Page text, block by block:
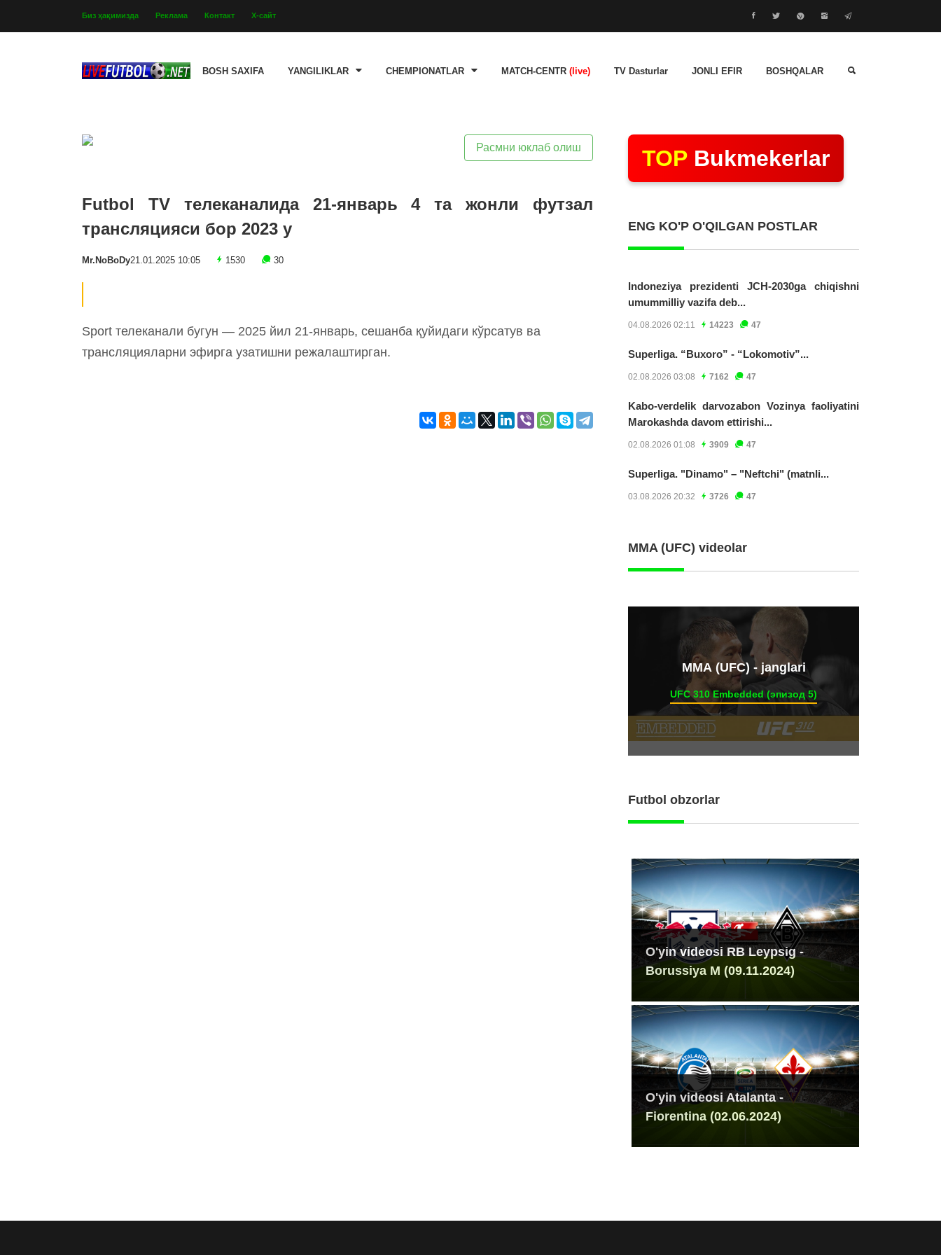
Биз ҳақимизда Реклама Контакт Х-сайт
BOSH SAXIFA YANGILIKLAR CHEMPIONATLAR MATCH-CENTR (live) TV Dasturlar JONLI EFIR BOSHQALAR
Расмни юклаб олиш
Futbol TV телеканалида 21-январь 4 та жонли футзал
трансляцияси бор 2023 y
Mr.NoBoDy21.01.2025 10:05 1530 30
Sport телеканали бугун — 2025 йил 21-январь, сешанба қуйидаги кўрсатув ва
трансляцияларни эфирга узатишни режалаштирган.
TOP Bukmekerlar
ENG KO'P O'QILGAN POSTLAR
Indoneziya prezidenti JCH-2030ga chiqishni
umummilliy vazifa deb...
04.08.2026 02:11 14223 47
Superliga. “Buxoro” - “Lokomotiv”...
02.08.2026 03:08 7162 47
Kabo-verdelik darvozabon Vozinya faoliyatini
Marokashda davom ettirishi...
02.08.2026 01:08 3909 47
Superliga. "Dinamo" – "Neftchi" (matnli...
03.08.2026 20:32 3726 47
MMA (UFC) videolar
ММА (UFC) - janglari
UFC 310 Embedded (эпизод 5)
Futbol obzorlar
O'yin videosi RB Leypsig -
Borussiya M (09.11.2024)
O'yin videosi Atalanta -
Fiorentina (02.06.2024)